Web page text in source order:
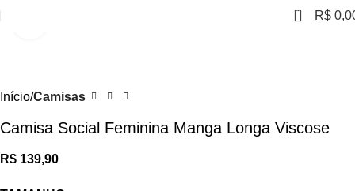
0 R$
Início Camisas
Camisa Social Feminina Manga Longa Viscose
R$ 139,90